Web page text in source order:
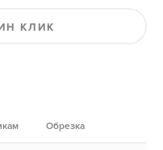
КЛИК
Обрезка